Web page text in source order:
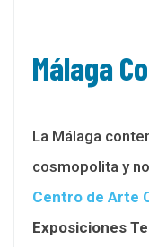
Málaga
La Málaga
cosmopolita y
Centro de Arte
Exposiciones